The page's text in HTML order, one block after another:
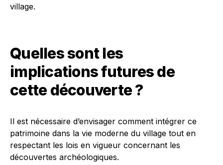
village.
Quelles sont les
implications futures de
cette découverte ?
Il est nécessaire d’envisager comment intégrer ce
patrimoine dans la vie moderne du village tout en
respectant les lois en vigueur concernant les
découvertes archéologiques.